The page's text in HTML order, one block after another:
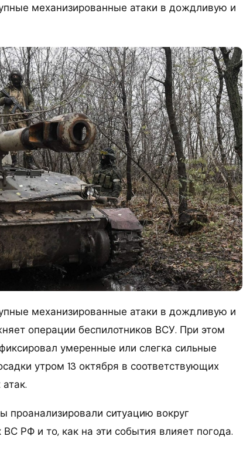
механизированные атаки в дождливую и
механизированные атаки в дождливую и
операции беспилотников ВСУ. При этом
умеренные или слегка сильные
утром 13 октября в соответствующих
проанализировали ситуацию вокруг
РФ и то, как на эти события влияет погода.